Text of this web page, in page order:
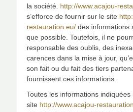
la société. http://www.acajou-
s’efforce de fournir sur le site
restauration.eu/ des informations
que possible. Toutefois, il ne
responsable des oublis, des
carences dans la mise à jour,
son fait ou du fait des tiers
fournissent ces informations.
Toutes les informations indiquées
site http://www.acajou-